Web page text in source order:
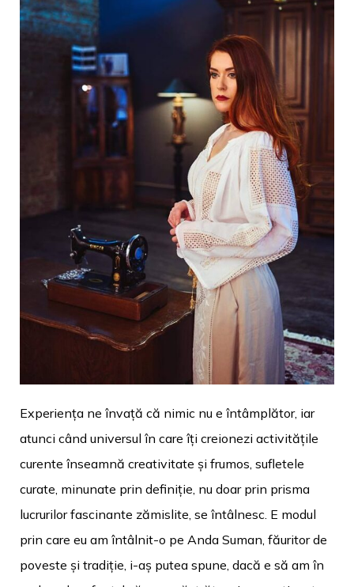
Experiența ne învață că nimic nu e întâmplător, iar
atunci când universul în care îți creionezi activitățile
curente înseamnă creativitate și frumos, sufletele
curate, minunate prin definiție, nu doar prin prisma
lucrurilor fascinante zămislite, se întâlnesc. E modul
prin care eu am întâlnit-o pe Anda Suman, făuritor de
poveste și tradiție, i-aș putea spune, dacă e să am în